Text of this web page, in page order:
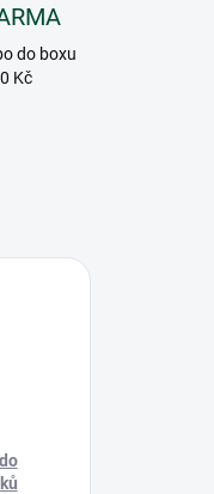
do boxu
Kč